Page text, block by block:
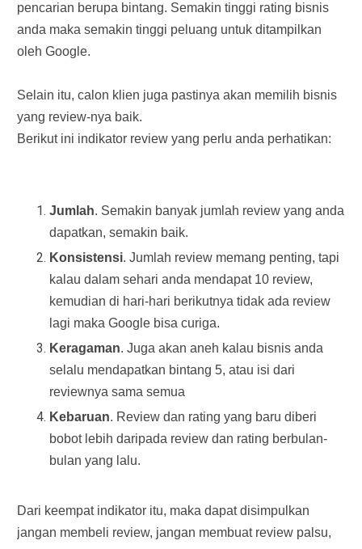
pencarian berupa bintang. Semakin tinggi rating bisnis
anda maka semakin tinggi peluang untuk ditampilkan
oleh Google.
Selain itu, calon klien juga pastinya akan memilih bisnis
yang review-nya baik.
Berikut ini indikator review yang perlu anda perhatikan:
Jumlah. Semakin banyak jumlah review yang anda
dapatkan, semakin baik.
Konsistensi. Jumlah review memang penting, tapi
kalau dalam sehari anda mendapat 10 review,
kemudian di hari-hari berikutnya tidak ada review
lagi maka Google bisa curiga.
Keragaman. Juga akan aneh kalau bisnis anda
selalu mendapatkan bintang 5, atau isi dari
reviewnya sama semua
Kebaruan. Review dan rating yang baru diberi
bobot lebih daripada review dan rating berbulan-
bulan yang lalu.
Dari keempat indikator itu, maka dapat disimpulkan
jangan membeli review, jangan membuat review palsu,